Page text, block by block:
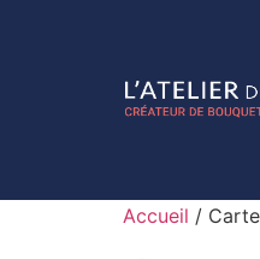
Accueil /